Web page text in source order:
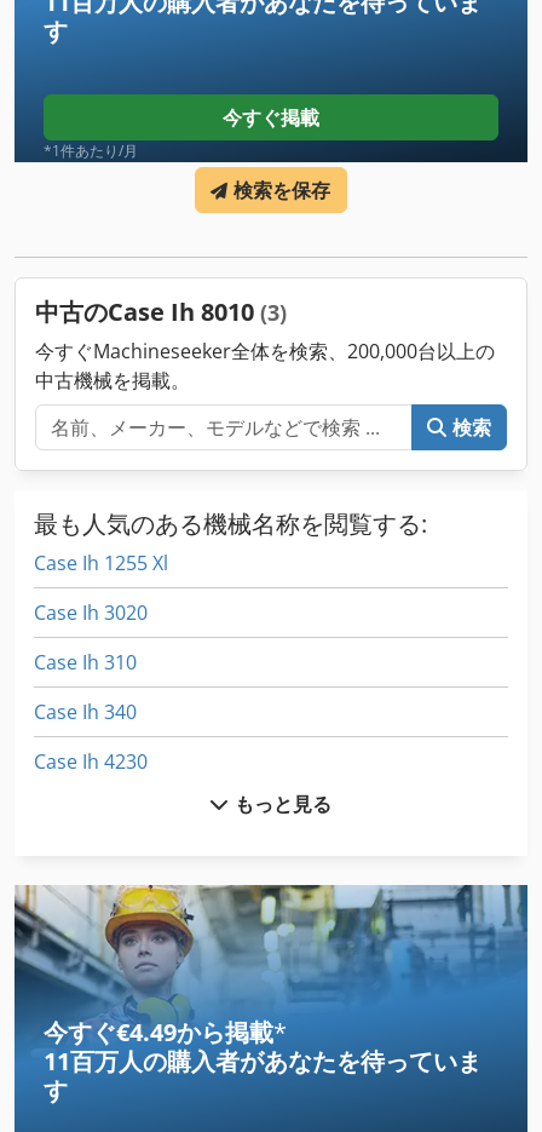
す
今すぐ掲載
*1件あたり/月
検索を保存
中古のCase Ih 8010 (3)
今すぐMachineseeker全体を検索、200,000台以上の
中古機械を掲載。
検索
最も人気のある機械名称を閲覧する:
Case Ih 1255 Xl
Case Ih 3020
Case Ih 310
Case Ih 340
Case Ih 4230
Case Ih 5140
Case Ih 5800
Case Ih 7120
Case Ih 7250
Case Ih Cvx 1155
もっと見る
今すぐ€4.49から掲載*
11百万人の購入者があなたを待っていま
す